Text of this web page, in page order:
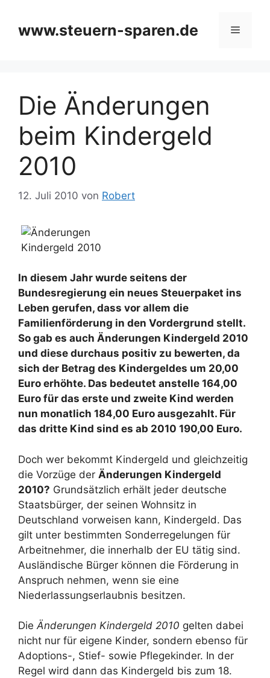
springen
www.steuern-sparen.de Menü
Die Änderungen
beim Kindergeld
2010
12. Juli 2010 von Robert
In diesem Jahr wurde seitens der
Bundesregierung ein neues Steuerpaket ins
Leben gerufen, dass vor allem die
Familienförderung in den Vordergrund stellt.
So gab es auch Änderungen Kindergeld 2010
und diese durchaus positiv zu bewerten, da
sich der Betrag des Kindergeldes um 20,00
Euro erhöhte. Das bedeutet anstelle 164,00
Euro für das erste und zweite Kind werden
nun monatlich 184,00 Euro ausgezahlt. Für
das dritte Kind sind es ab 2010 190,00 Euro.
Doch wer bekommt Kindergeld und gleichzeitig
die Vorzüge der Änderungen Kindergeld
2010? Grundsätzlich erhält jeder deutsche
Staatsbürger, der seinen Wohnsitz in
Deutschland vorweisen kann, Kindergeld. Das
gilt unter bestimmten Sonderregelungen für
Arbeitnehmer, die innerhalb der EU tätig sind.
Ausländische Bürger können die Förderung in
Anspruch nehmen, wenn sie eine
Niederlassungserlaubnis besitzen.
DieÄnderungen Kindergeld 2010 gelten dabei
nicht nur für eigene Kinder, sondern ebenso für
Adoptions-, Stief- sowie Pflegekinder. In der
Regel wird dann das Kindergeld bis zum 18.